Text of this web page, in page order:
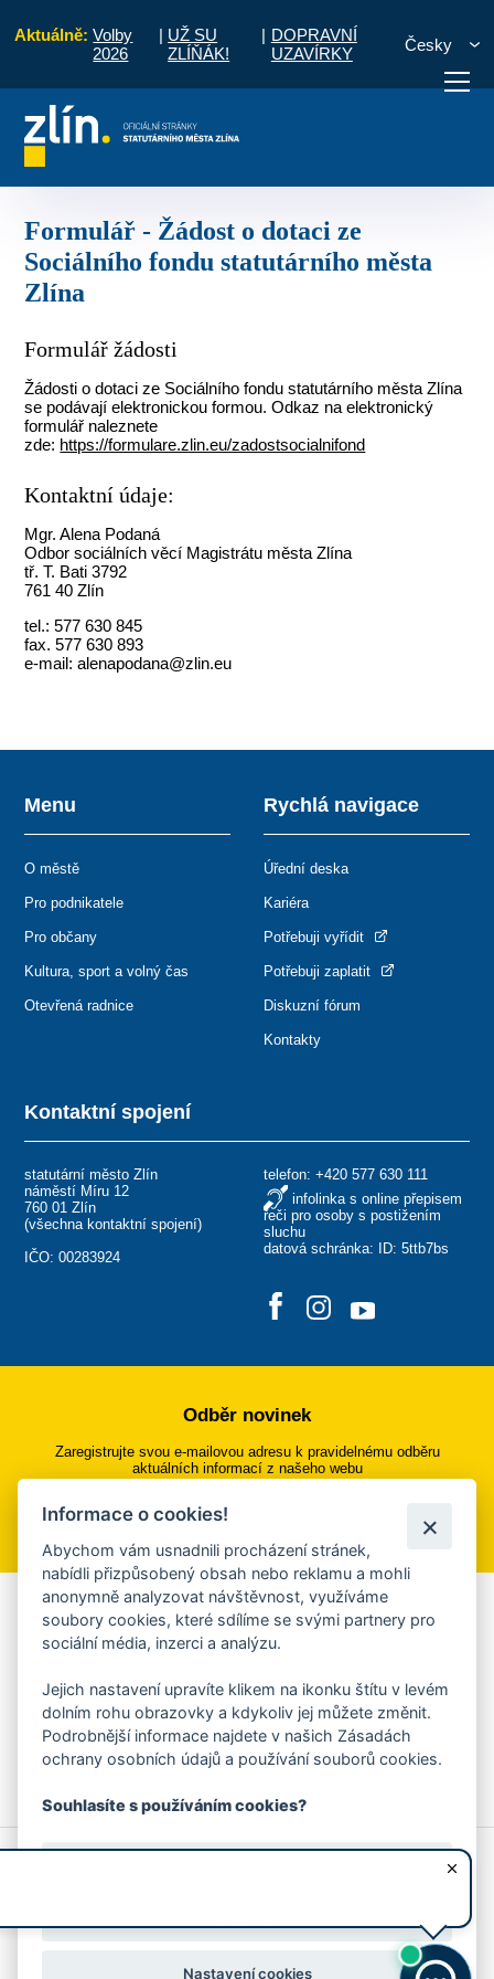
Aktuálně: Volby
2026
| UŽ SU
ZLÍŇÁK!
| DOPRAVNÍ
UZAVÍRKY
Česky
vyřídit Potřebuji zaplatit
Formulář - Žádost o dotaci ze
Sociálního fondu statutárního města
Zlína
Formulář žádosti
Žádosti o dotaci ze Sociálního fondu statutárního města Zlína
se podávají elektronickou formou. Odkaz na elektronický
formulář naleznete
zde: https://formulare.zlin.eu/zadostsocialnifond
Kontaktní údaje:
Mgr. Alena Podaná
Odbor sociálních věcí Magistrátu města Zlína
tř. T. Bati 3792
761 40 Zlín
tel.: 577 630 845
fax. 577 630 893
e-mail: alenapodana@zlin.eu
Kontaktní spojení
statutární město Zlín
náměstí Míru 12
760 01 Zlín
(všechna kontaktní spojení)
IČO: 00283924
telefon: +420 577 630 111
infolinka s online přepisem
řeči pro osoby s postižením
sluchu
datová schránka: ID: 5ttb7bs
Menu
O městě
Pro podnikatele
Pro občany
Kultura, sport a volný čas
Otevřená radnice
Rychlá navigace
Úřední deska
Kariéra
Potřebuji vyřídit
Potřebuji zaplatit
Diskuzní fórum
Kontakty
Odběr novinek
Zaregistrujte svou e-mailovou adresu k pravidelnému odběru
aktuálních informací z našeho webu
Přihlásit se k odběru
Aplikace Mobilní rozhlas
Chcete dostávat do svého mobilu či mailu upozornění na
ankety, pozvánky na kulturní a sportovní akce?
Více informací o aplikaci
© 2026 Magistrát města Zlína
Prohlášení o používání cookies
Informace o cookies!
Abychom vám usnadnili procházení stránek,
nabídli přizpůsobený obsah nebo reklamu a mohli
anonymně analyzovat návštěvnost, využíváme
soubory cookies, které sdílíme se svými partnery pro
sociální média, inzerci a analýzu.
Jejich nastavení upravíte klikem na ikonku štítu v levém
dolním rohu obrazovky a kdykoliv jej můžete změnit.
Podrobnější informace najdete v našich Zásadách
ochrany osobních údajů a používání souborů cookies.
Souhlasíte s používáním cookies?
Nastavení cookies